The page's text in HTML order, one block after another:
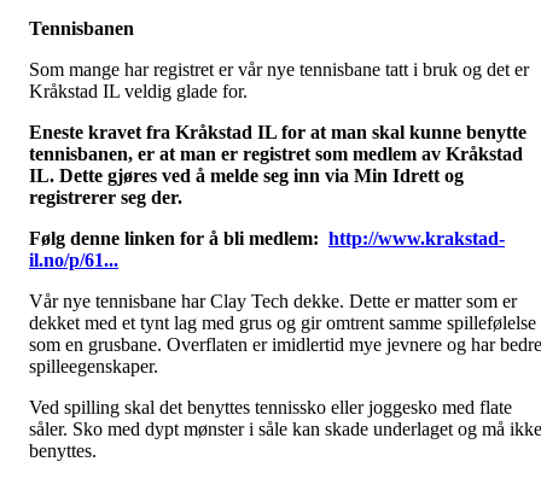
Tennisbanen
Som mange har registret er vår nye tennisbane tatt i bruk og det er
Kråkstad IL veldig glade for.
Eneste kravet fra Kråkstad IL for at man skal kunne benytte
tennisbanen, er at man er registret som medlem av Kråkstad
IL. Dette gjøres ved å melde seg inn via Min Idrett og
registrerer seg der.
Følg denne linken for å bli medlem: http://www.krakstad-
il.no/p/61...
Vår nye tennisbane har Clay Tech dekke. Dette er matter som er
dekket med et tynt lag med grus og gir omtrent samme spillefølelse
som en grusbane. Overflaten er imidlertid mye jevnere og har bedre
spilleegenskaper.
Ved spilling skal det benyttes tennissko eller joggesko med flate
såler. Sko med dypt mønster i såle kan skade underlaget og må ikke
benyttes.